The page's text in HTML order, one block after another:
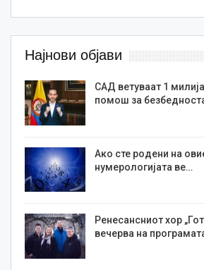
Најнови објави
САД ветуваат 1
помош за
Ако сте родени на
нумерологијата ве…
Ренесансниот хор
вечерва на